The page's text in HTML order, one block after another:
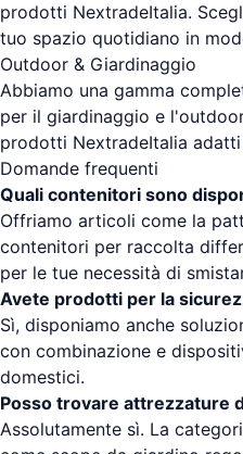
prodotti NextradeItalia.
tuo spazio quotidiano in
Outdoor & Giardinaggio
Abbiamo una gamma
per il giardinaggio e
prodotti NextradeItalia
Domande frequenti
Quali contenitori sono
Offriamo articoli come la
contenitori per raccolta
per le tue necessità di
Avete prodotti per la
Sì, disponiamo anche
con combinazione e
domestici.
Posso trovare attrezzature
Assolutamente sì. La